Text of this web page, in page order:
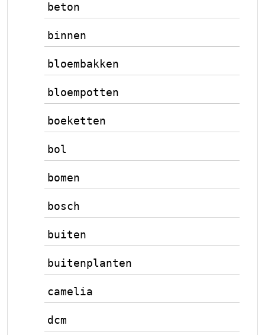
beton
binnen
bloembakken
bloempotten
boeketten
bol
bomen
bosch
buiten
buitenplanten
camelia
dcm